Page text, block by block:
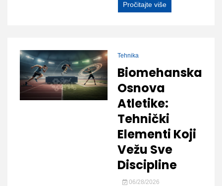
Pročitajte više
Tehnika
Biomehanska
Osnova
Atletike:
Tehnički
Elementi Koji
Vežu Sve
Discipline
06/28/2026